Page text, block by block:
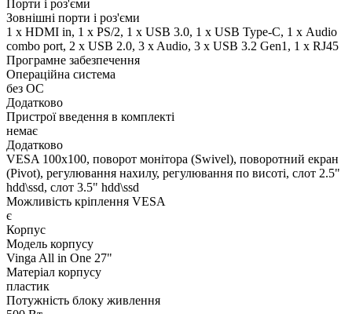
Порти і роз'єми
Зовнішні порти і роз'єми
1 x HDMI in, 1 x PS/2, 1 x USB 3.0, 1 x USB Type-C, 1 х Audio
combo port, 2 x USB 2.0, 3 x Audio, 3 x USB 3.2 Gen1, 1 x RJ45
Програмне забезпечення
Операційна система
без ОС
Додатково
Пристрої введення в комплекті
немає
Додатково
VESA 100x100, поворот монітора (Swivel), поворотний екран
(Pivot), регулювання нахилу, регулювання по висоті, слот 2.5"
hdd\ssd, слот 3.5" hdd\ssd
Можливість кріплення VESA
є
Корпус
Модель корпусу
Vinga All in One 27"
Матеріал корпусу
пластик
Потужність блоку живлення